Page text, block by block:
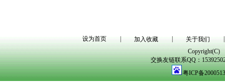
设为首页 加入收藏 关于我们
Copyright(C)
交换友链联系QQ：
粤ICP备